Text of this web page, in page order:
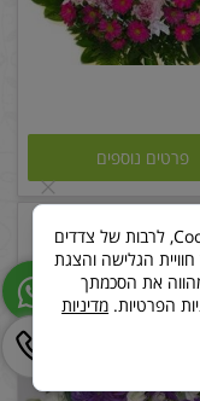
פרטים נוספים
פרחים יום סגול
לידיעתך, באתרנו נעשה שימוש בקבצי Cookies, לרבות של צדדים
הגלישה והצגת
את הסכמתך
הפרטיות. מדיניות